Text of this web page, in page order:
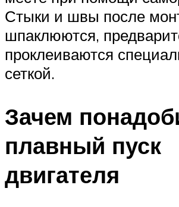
Стыки и швы после
шпаклюются,
проклеиваются
сеткой.
Зачем
плавный пуск
двигателя